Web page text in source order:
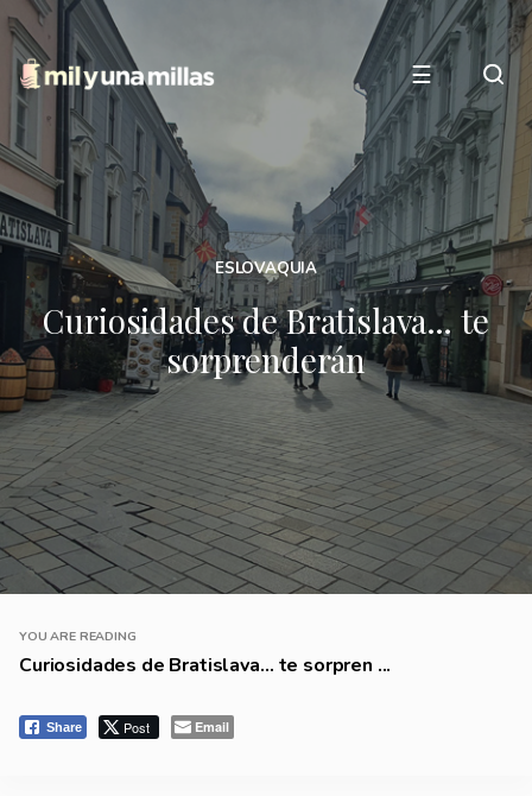
☰
ESLOVAQUIA
Curiosidades de Bratislava… te
sorprenderán
YOU ARE READING
Curiosidades de Bratislava… te sorpren ...
Share Post Email